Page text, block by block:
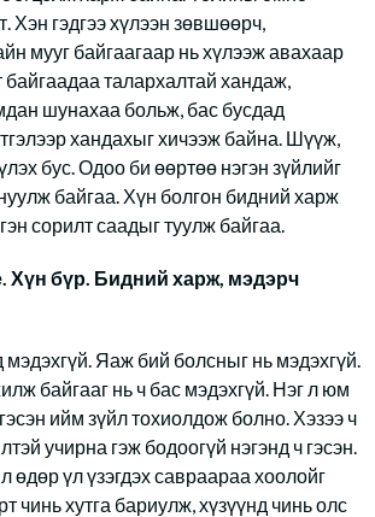
Хэн гэдгээ хүлээн зөвшөөрч,
мууг байгаагаар нь хүлээж авахаар
талархалтай хандаж,
шунахаа больж, бас бусдад
хандахыг хичээж байна. Шүүж,
бус. Одоо би өөртөө нэгэн зүйлийг
байгаа. Хүн болгон бидний харж
сорилт саадыг туулж байгаа.
Хүн бүр. Бидний харж, мэдэрч
мэдэхгүй. Яаж бий болсныг нь мэдэхгүй.
байгааг нь ч бас мэдэхгүй. Нэг л юм
ийм зүйл тохиолдож болно. Хэзээ ч
учирна гэж бодоогүй нэгэнд ч гэсэн.
өдөр үл үзэгдэх савраараа хоолойг
чинь хутга бариулж, хүзүүнд чинь олс